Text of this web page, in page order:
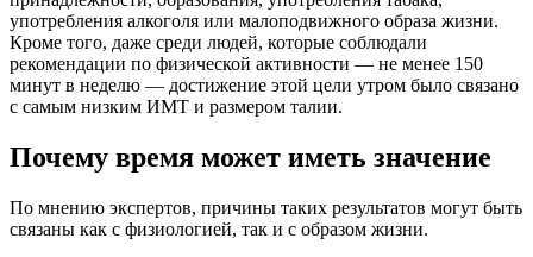
употребления алкоголя или малоподвижного образа жизни.
Кроме того, даже среди людей, которые соблюдали
рекомендации по физической активности — не менее 150
минут в неделю — достижение этой цели утром было связано
с самым низким ИМТ и размером талии.
Почему время может иметь значение
По мнению экспертов, причины таких результатов могут быть
связаны как с физиологи­ей, так и с образом жизни.